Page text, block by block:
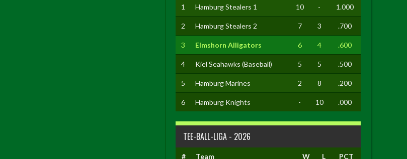
1 Hamburg Stealers 1 10 - 1.000
2 Hamburg Stealers 2 7 3 .700
3 Elmshorn Alligators 6 4 .600
4 Kiel Seahawks (Baseball) 5 5 .500
5 Hamburg Marines 2 8 .200
6 Hamburg Knights - 10 .000
TEE-BALL-LIGA - 2026
# Team W L PCT